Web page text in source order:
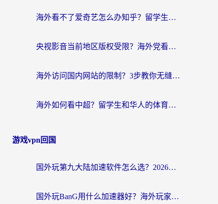
海外看不了爱奇艺怎么办知乎？留学生亲测有效的回国加速方案
央视影音当前地区版权受限？海外党看国内剧、追电视台的终极解决方案
海外访问国内网站的限制？3步教你无缝解锁国内资源（附实测最优工具）
海外如何看中超？留学生和华人的体育赛事观看终极指南（附欧洲杯奥运会观看技巧）
游戏vpn回国
国外玩第九大陆加速软件怎么选？2026终极指南帮你告别延迟卡顿
国外玩BanG用什么加速器好？海外玩家亲测的国服游戏加速终极方案